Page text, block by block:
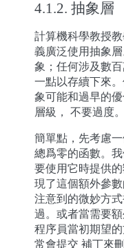
4.1.2. 抽象層
計算機科學教授
義廣泛使用抽象
象；任何涉及數
一點以存續下來
象可能和過早的
層級， 不要過度。
簡單點，先考慮
總爲零的函數。
要使用它時提供
現了這個額外參
注意到的微妙方
過。或者當需要
程序員當初期望
常會提交 補丁來